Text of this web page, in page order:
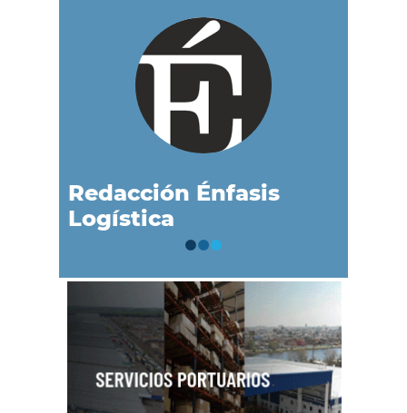
Redacción Énfasis
Logística